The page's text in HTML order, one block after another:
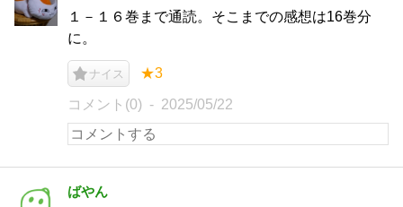
１－１６巻まで通読。そこまでの感想は16巻分
に。
ナイス ★3
コメント(0) 2025/05/22
ばやん